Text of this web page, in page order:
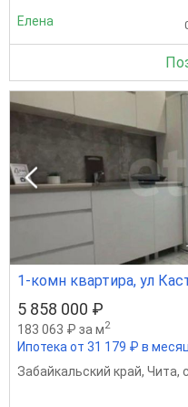
Елена
1-комн квартира, ул
5 858 000 ₽
183 063 ₽ за м2
Ипотека от 31 179 ₽ в
Забайкальский край, Чита,